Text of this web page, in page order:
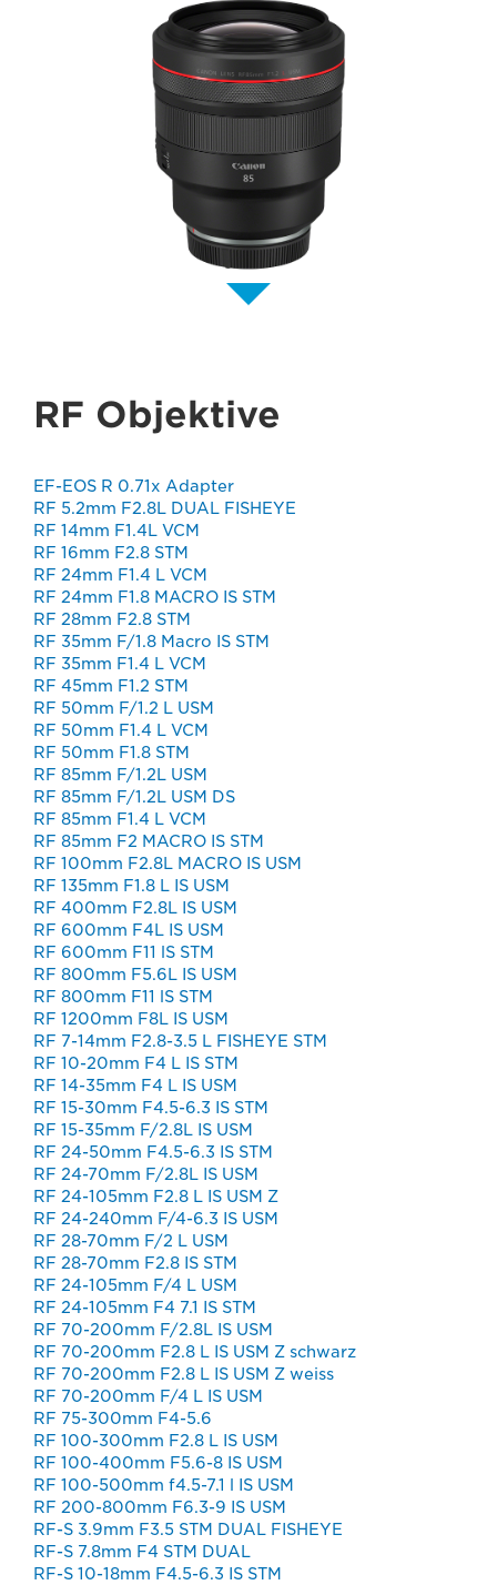
RF Objektive
EF-EOS R 0.71x Adapter
RF 5.2mm F2.8L DUAL FISHEYE
RF 14mm F1.4L VCM
RF 16mm F2.8 STM
RF 24mm F1.4 L VCM
RF 24mm F1.8 MACRO IS STM
RF 28mm F2.8 STM
RF 35mm F/1.8 Macro IS STM
RF 35mm F1.4 L VCM
RF 45mm F1.2 STM
RF 50mm F/1.2 L USM
RF 50mm F1.4 L VCM
RF 50mm F1.8 STM
RF 85mm F/1.2L USM
RF 85mm F/1.2L USM DS
RF 85mm F1.4 L VCM
RF 85mm F2 MACRO IS STM
RF 100mm F2.8L MACRO IS USM
RF 135mm F1.8 L IS USM
RF 400mm F2.8L IS USM
RF 600mm F4L IS USM
RF 600mm F11 lS STM
RF 800mm F5.6L IS USM
RF 800mm F11 lS STM
RF 1200mm F8L IS USM
RF 7-14mm F2.8-3.5 L FISHEYE STM
RF 10-20mm F4 L IS STM
RF 14-35mm F4 L IS USM
RF 15-30mm F4.5-6.3 IS STM
RF 15-35mm F/2.8L IS USM
RF 24-50mm F4.5-6.3 IS STM
RF 24-70mm F/2.8L IS USM
RF 24-105mm F2.8 L IS USM Z
RF 24-240mm F/4-6.3 IS USM
RF 28-70mm F/2 L USM
RF 28-70mm F2.8 IS STM
RF 24-105mm F/4 L USM
RF 24-105mm F4 7.1 IS STM
RF 70-200mm F/2.8L IS USM
RF 70-200mm F2.8 L IS USM Z schwarz
RF 70-200mm F2.8 L IS USM Z weiss
RF 70-200mm F/4 L IS USM
RF 75-300mm F4-5.6
RF 100-300mm F2.8 L IS USM
RF 100-400mm F5.6-8 IS USM
RF 100-500mm f4.5-7.1 l IS USM
RF 200-800mm F6.3-9 IS USM
RF-S 3.9mm F3.5 STM DUAL FISHEYE
RF-S 7.8mm F4 STM DUAL
RF-S 10-18mm F4.5-6.3 IS STM